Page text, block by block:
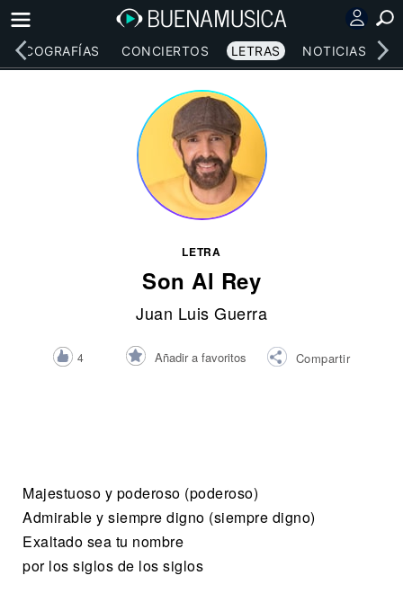
DISCOGRAFÍAS CONCIERTOS LETRAS NOTICIAS
LETRA
Son Al Rey
Juan Luis Guerra
4 Añadir a favoritos Compartir
Majestuoso y poderoso (poderoso)
Admirable y siempre digno (siempre digno)
Exaltado sea tu nombre
por los siglos de los siglos